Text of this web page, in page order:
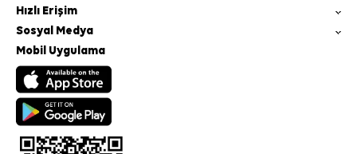
Hızlı Erişim
Sosyal Medya
Mobil Uygulama